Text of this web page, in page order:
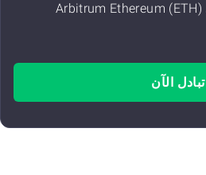
(USDT) ETH إلى Arbitrum Ethereum (ETH)
تبادل الآن